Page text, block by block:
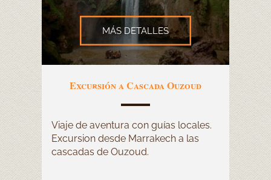
Excursión a Cascada Ouzoud
Viaje de aventura con guías locales.
Excursion desde Marrakech a las
cascadas de Ouzoud.
MÁS DETALLES